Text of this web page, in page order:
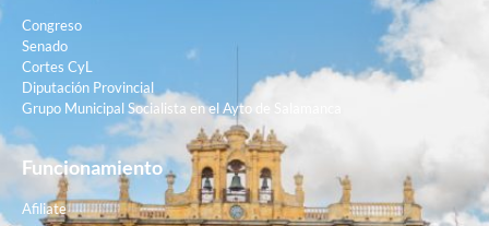
Congreso
Senado
Cortes CyL
Diputación Provincial
Grupo Municipal Socialista en el Ayto de Salamanca
Funcionamiento
Afiliate